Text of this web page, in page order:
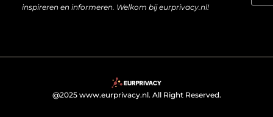
inspireren en informeren. Welkom bij eurprivacy.nl!
@2025 www.eurprivacy.nl. All Right Reserved.